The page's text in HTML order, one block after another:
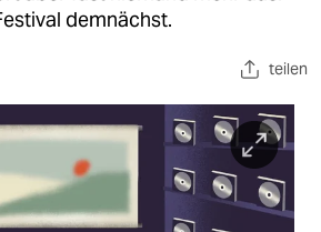
demnächst.
teilen